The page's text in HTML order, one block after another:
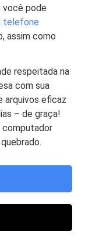
você pode
telefone
assim como
respeitada na
com sua
arquivos eficaz
– de graça!
computador